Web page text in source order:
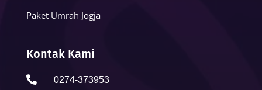
Paket Umrah Jogja
Kontak Kami
 0274-373953